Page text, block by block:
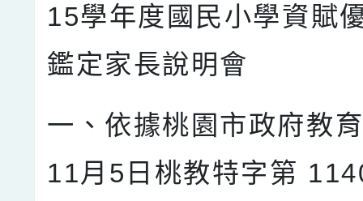
15學年度國民小學資賦
鑑定家長說明會
一、依據桃園市政府教
11月5日桃教特字第